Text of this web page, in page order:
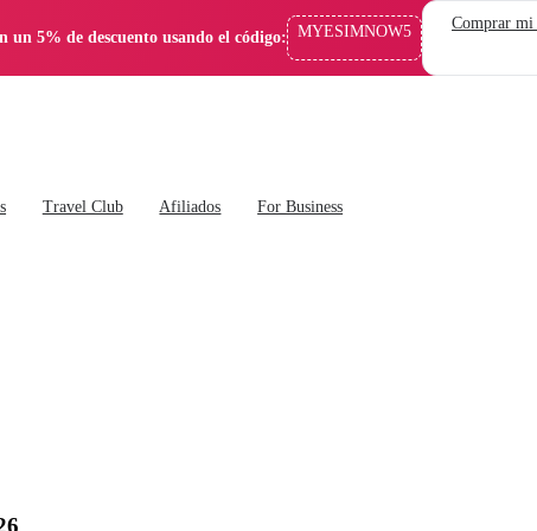
un 5% de descuento usando el código: MYESIMNOW5 Comprar
Travel Club Afiliados For Business